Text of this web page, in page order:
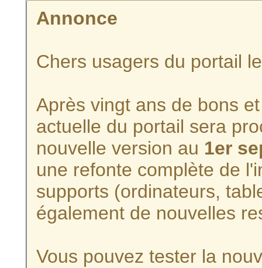
Annonce
Chers usagers du portail
Après vingt ans de bons
actuelle du portail sera
nouvelle version au 1er
une refonte complète de
supports (ordinateurs,
également de nouvelles
Vous pouvez tester la